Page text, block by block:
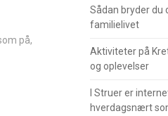
på,
Sådan bryder du
familielivet
Aktiviteter på
og oplevelser
I Struer er
hverdagsnært